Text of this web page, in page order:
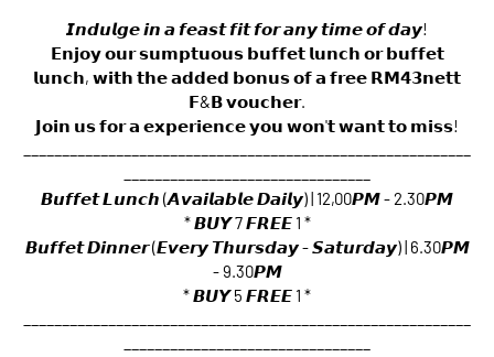
𝙄𝙣𝙙𝙪𝙡𝙜𝙚 𝙞𝙣 𝙖 𝙛𝙚𝙖𝙨𝙩 𝙛𝙞𝙩 𝙛𝙤𝙧 𝙖𝙣𝙮 𝙩𝙞𝙢𝙚 𝙤𝙛 𝙙𝙖𝙮!
𝗘𝗻𝗷𝗼𝘆 𝗼𝘂𝗿 𝘀𝘂𝗺𝗽𝘁𝘂𝗼𝘂𝘀 𝗯𝘂𝗳𝗳𝗲𝘁 𝗹𝘂𝗻𝗰𝗵 𝗼𝗿 𝗯𝘂𝗳𝗳𝗲𝘁
𝗹𝘂𝗻𝗰𝗵, 𝘄𝗶𝘁𝗵 𝘁𝗵𝗲 𝗮𝗱𝗱𝗲𝗱 𝗯𝗼𝗻𝘂𝘀 𝗼𝗳 𝗮 𝗳𝗿𝗲𝗲 𝗥𝗠𝟰𝟯𝗻𝗲𝘁𝘁
𝗙&𝗕 𝘃𝗼𝘂𝗰𝗵𝗲𝗿.
𝗝𝗼𝗶𝗻 𝘂𝘀 𝗳𝗼𝗿 𝗮 𝗲𝘅𝗽𝗲𝗿𝗶𝗲𝗻𝗰𝗲 𝘆𝗼𝘂 𝘄𝗼𝗻'𝘁 𝘄𝗮𝗻𝘁 𝘁𝗼 𝗺𝗶𝘀𝘀!
𝘽𝙪𝙛𝙛𝙚𝙩 𝙇𝙪𝙣𝙘𝙝 (𝘼𝙫𝙖𝙞𝙡𝙖𝙗𝙡𝙚 𝘿𝙖𝙞𝙡𝙮) | 12,00𝙋𝙈 - 2.30𝙋𝙈
* 𝘽𝙐𝙔 7 𝙁𝙍𝙀𝙀 1 *
𝘽𝙪𝙛𝙛𝙚𝙩 𝘿𝙞𝙣𝙣𝙚𝙧 (𝙀𝙫𝙚𝙧𝙮 𝙏𝙝𝙪𝙧𝙨𝙙𝙖𝙮 - 𝙎𝙖𝙩𝙪𝙧𝙙𝙖𝙮) | 6.30𝙋𝙈
- 9.30𝙋𝙈
* 𝘽𝙐𝙔 5 𝙁𝙍𝙀𝙀 1 *